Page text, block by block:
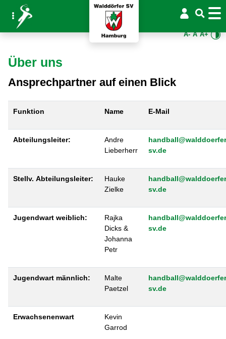
A- A A+
Über uns
Ansprechpartner auf einen Blick
Funktion Name E-Mail
Abteilungsleiter:
Andre
Lieberherr
sv.de
Stellv.Abteilungsleiter:
Hauke
Zielke
sv.de
Jugendwart weiblich:
Rajka
Dicks &
Johanna
Petr
sv.de
Jugendwart männlich:
Malte
Paetzel
sv.de
Erwachsenenwart
Kevin
Garrod